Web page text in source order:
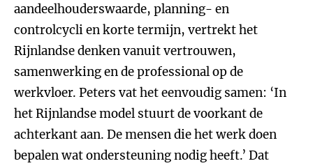
aandeelhouderswaarde, planning- en
controlcycli en korte termijn, vertrekt het
Rijnlandse denken vanuit vertrouwen,
samenwerking en de professional op de
werkvloer. Peters vat het eenvoudig samen: ‘In
het Rijnlandse model stuurt de voorkant de
achterkant aan. De mensen die het werk doen
bepalen wat ondersteuning nodig heeft.’ Dat